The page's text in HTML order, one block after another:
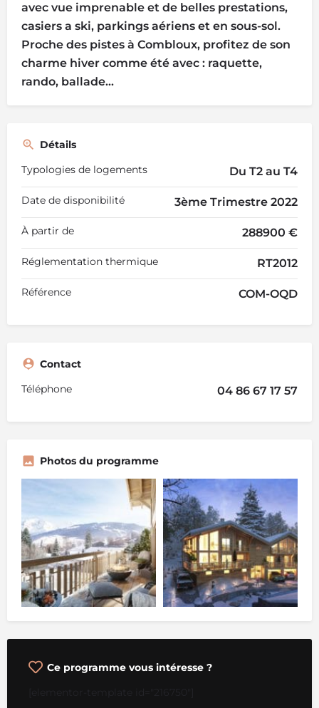
avec vue imprenable et de belles prestations,
casiers a ski, parkings aériens et en sous-sol.
Proche des pistes à Combloux, profitez de son
charme hiver comme été avec : raquette,
rando, ballade...
Détails
Typologies de logements
Du T2 au T4
Date de disponibilité 3ème Trimestre 2022
À partir de 288900 €
Réglementation thermique RT2012
Référence COM-OQD
Contact
Téléphone
04 86 67 17 57
Photos du programme
Ce programme vous intéresse ?